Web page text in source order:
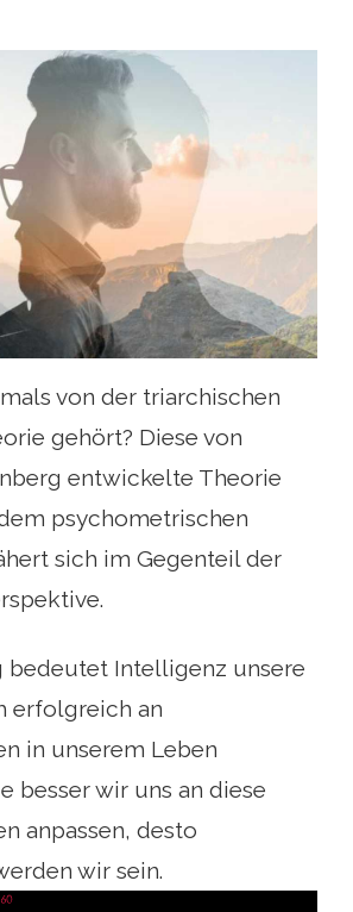
von der triarchischen
gehört? Diese von
entwickelte Theorie
psychometrischen
sich im Gegenteil der
bedeutet Intelligenz unsere
erfolgreich an
in unserem Leben
besser wir uns an diese
anpassen, desto
wir sein.